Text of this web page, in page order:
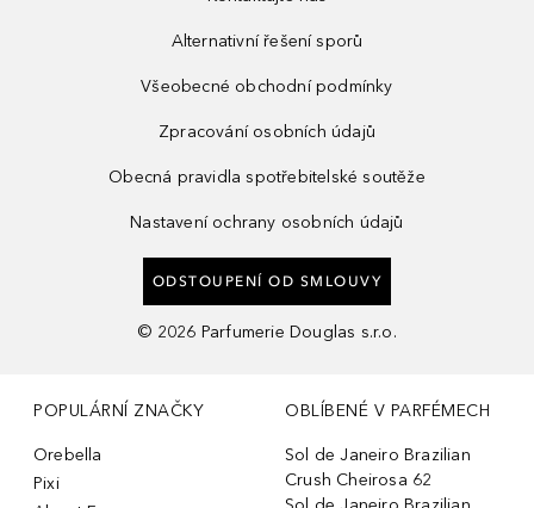
Alternativní řešení sporů
Všeobecné obchodní podmínky
Zpracování osobních údajů
Obecná pravidla spotřebitelské soutěže
Nastavení ochrany osobních údajů
ODSTOUPENÍ OD SMLOUVY
© 2026 Parfumerie Douglas s.r.o.
POPULÁRNÍ ZNAČKY
Orebella
Pixi
OBLÍBENÉ V PARFÉMECH
Sol de Janeiro Brazilian
Crush Cheirosa 62